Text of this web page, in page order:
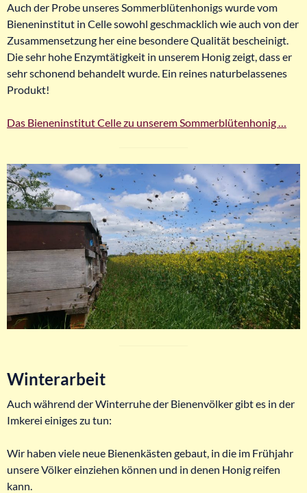
Auch der Probe unseres Sommerblütenhonigs wurde vom
Bieneninstitut in Celle sowohl geschmacklich wie auch von der
Zusammensetzung her eine besondere Qualität bescheinigt.
Die sehr hohe Enzymtätigkeit in unserem Honig zeigt, dass er
sehr schonend behandelt wurde. Ein reines naturbelassenes
Produkt!
Das Bieneninstitut Celle zu unserem Sommerblütenhonig …
Winterarbeit
Auch während der Winterruhe der Bienenvölker gibt es in der
Imkerei einiges zu tun:
Wir haben viele neue Bienenkästen gebaut, in die im Frühjahr
unsere Völker einziehen können und in denen Honig reifen
kann.